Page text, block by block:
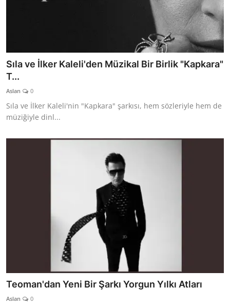
Sıla ve İlker Kaleli'den Müzikal Bir Birlik "Kapkara"
T...
Aslan 0
Sıla ve İlker Kaleli'nin "Kapkara" şarkısı, hem sözleriyle hem de
müziğiyle dinl...
Teoman'dan Yeni Bir Şarkı Yorgun Yılkı Atları
Aslan 0